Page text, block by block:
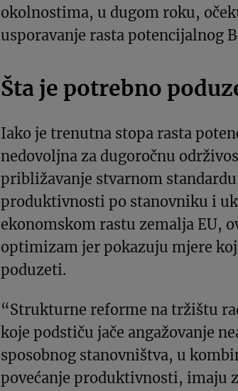
okolnostima, u dugom roku,
usporavanje rasta potencijalnog
Šta je potrebno
Iako je trenutna stopa rasta
nedovoljna za dugoročnu
približavanje stvarnom
produktivnosti po stanovniku i
ekonomskom rastu zemalja EU,
optimizam jer pokazuju mjere
poduzeti.
“Strukturne reforme na tržištu
koje podstiču jače angažovanje
sposobnog stanovništva, u
povećanje produktivnosti, imaju